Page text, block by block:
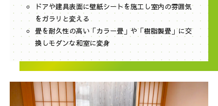
ドアや建具表面に壁紙シートを施工し室内の雰囲気
をガラリと変える
畳を耐久性の高い「カラー畳」や「樹脂製畳」に交
換しモダンな和室に変身